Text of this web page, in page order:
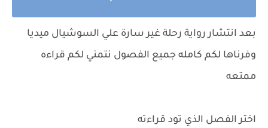
بعد انتشار رواية رحلة غير سارة علي السوشيال ميديا
وفرناها لكم كامله جميع الفصول نتمني لكم قراءه
ممتعه
اختر الفصل الذي تود قراءته